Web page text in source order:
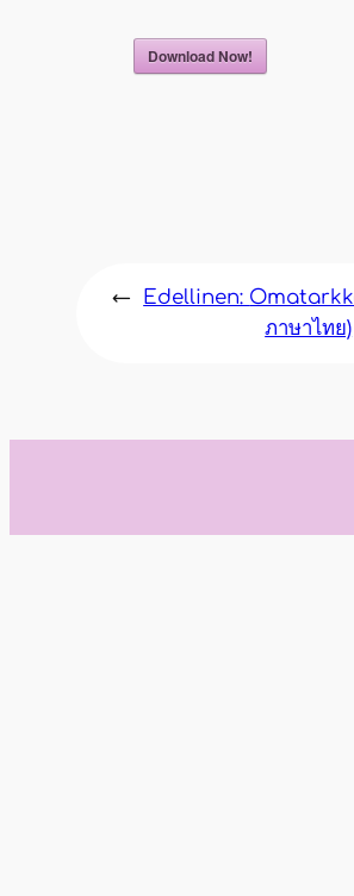
Down­load Now!
← Edellinen:
ภาษาไทย)